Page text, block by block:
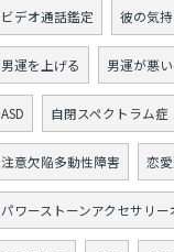
ビデオ通話鑑定 彼の気
男運を上げる 男運が悪い
ASD 自閉スペクトラム症
注意欠陥多動性障害 恋
パワーストーンアクセサリー